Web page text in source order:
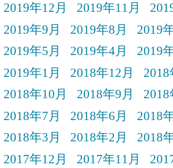
2019年12月
2019年11月
2019年9月
2019年8月 2019
2019年5月
2019年4月 2019
2019年1月
2018年12月
2018
2018年10月
2018年9月
2018
2018年7月
2018年6月 2018
2018年3月
2018年2月
2018
2017年12月
2017年11月